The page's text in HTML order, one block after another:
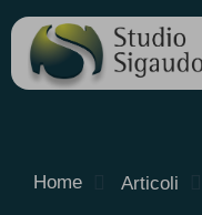
Home Articoli